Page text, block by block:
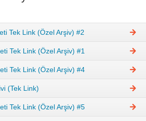
Tek Link (Özel Arşiv) #2
Tek Link (Özel Arşiv) #1
Tek Link (Özel Arşiv) #4
(Tek Link)
Tek Link (Özel Arşiv) #5